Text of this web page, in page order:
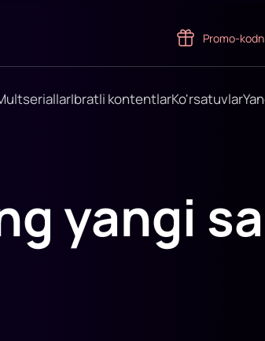
Promo-
Ibratli kontentlarKo'rsatuvlar
yangi